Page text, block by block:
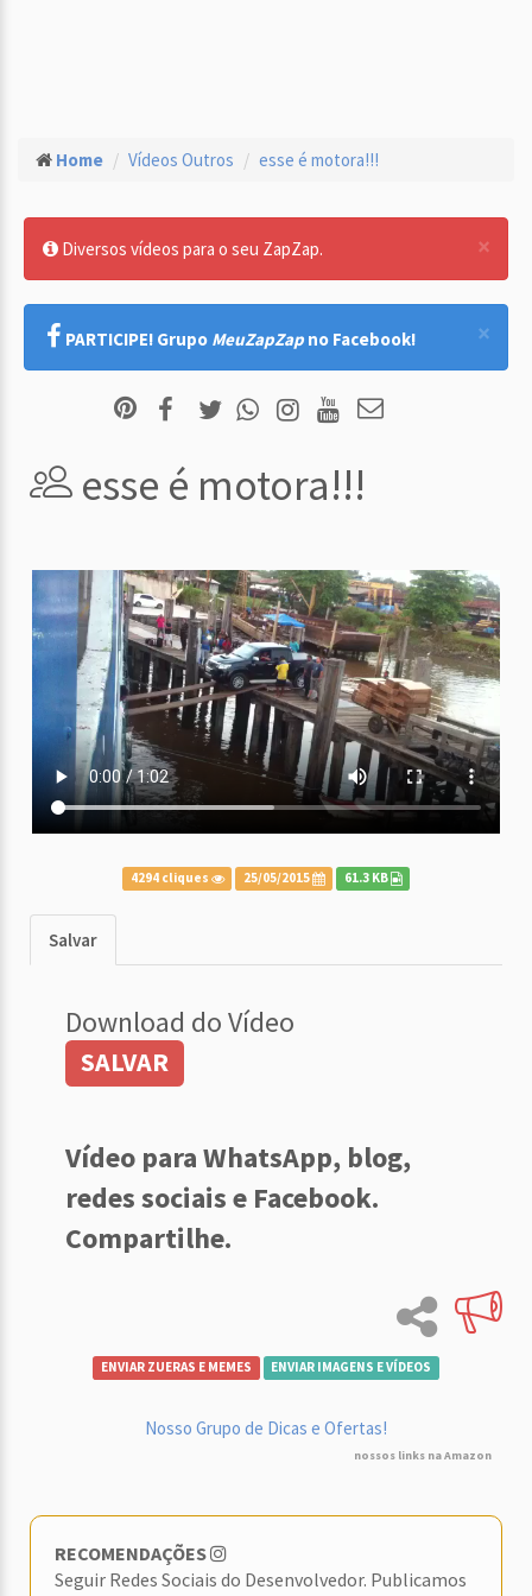
Home Vídeos Outros esse é motora!!!
×
Diversos vídeos para o seu ZapZap.
×
PARTICIPE! Grupo MeuZapZap no Facebook!
esse é motora!!!
4294 cliques 25/05/2015 61.3 KB
Salvar
Download do Vídeo
SALVAR
Vídeo para WhatsApp, blog,
redes sociais e Facebook.
Compartilhe.
ENVIAR ZUERAS E MEMES ENVIAR IMAGENS E VÍDEOS
Nosso Grupo de Dicas e Ofertas!
nossos links na Amazon
RECOMENDAÇÕES
Seguir Redes Sociais do Desenvolvedor. Publicamos